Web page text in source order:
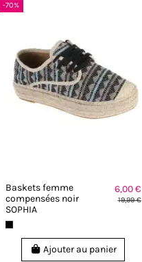
-70%
Baskets femme
compensées noir
SOPHIA
6,00 €
19,99 €
Ajouter au panier